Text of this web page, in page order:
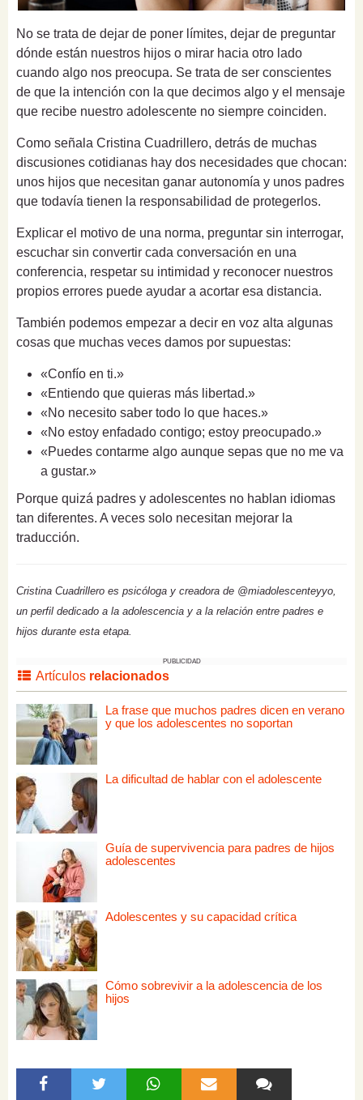
No se trata de dejar de poner límites, dejar de preguntar
dónde están nuestros hijos o mirar hacia otro lado
cuando algo nos preocupa. Se trata de ser conscientes
de que la intención con la que decimos algo y el mensaje
que recibe nuestro adolescente no siempre coinciden.
Como señala Cristina Cuadrillero, detrás de muchas
discusiones cotidianas hay dos necesidades que chocan:
unos hijos que necesitan ganar autonomía y unos padres
que todavía tienen la responsabilidad de protegerlos.
Explicar el motivo de una norma, preguntar sin interrogar,
escuchar sin convertir cada conversación en una
conferencia, respetar su intimidad y reconocer nuestros
propios errores puede ayudar a acortar esa distancia.
También podemos empezar a decir en voz alta algunas
cosas que muchas veces damos por supuestas:
«Confío en ti.»
«Entiendo que quieras más libertad.»
«No necesito saber todo lo que haces.»
«No estoy enfadado contigo; estoy preocupado.»
«Puedes contarme algo aunque sepas que no me va
a gustar.»
Porque quizá padres y adolescentes no hablan idiomas
tan diferentes. A veces solo necesitan mejorar la
traducción.
Cristina Cuadrillero es psicóloga y creadora de @miadolescenteyyo,
un perfil dedicado a la adolescencia y a la relación entre padres e
hijos durante esta etapa.
PUBLICIDAD
Artículos relacionados
La frase que muchos padres dicen en verano
y que los adolescentes no soportan
La dificultad de hablar con el adolescente
Guía de supervivencia para padres de hijos
adolescentes
Adolescentes y su capacidad crítica
Cómo sobrevivir a la adolescencia de los
hijos